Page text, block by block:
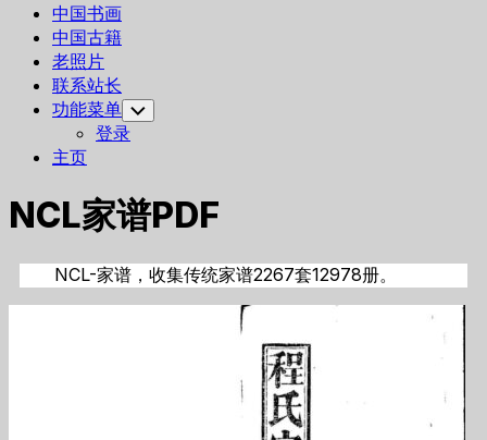
中国书画
中国古籍
老照片
联系站长
功能菜单 Toggle
Child
Menu
登录
主页
NCL家谱PDF
NCL-家谱，收集传统家谱2267套12978册。